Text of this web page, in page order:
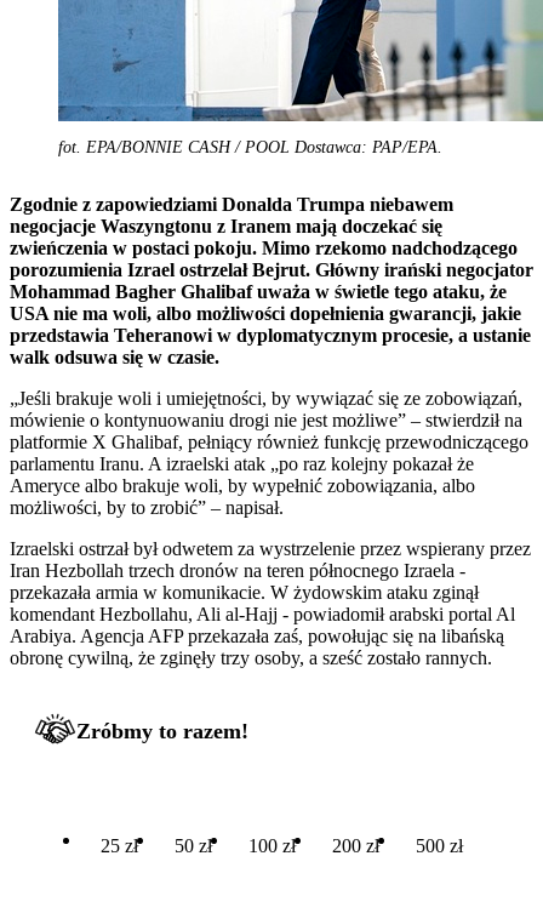
fot. EPA/BONNIE CASH / POOL Dostawca: PAP/EPA.
Zgodnie z zapowiedziami Donalda Trumpa niebawem
negocjacje Waszyngtonu z Iranem mają doczekać się
zwieńczenia w postaci pokoju. Mimo rzekomo nadchodzącego
porozumienia Izrael ostrzelał Bejrut. Główny irański negocjator
Mohammad Bagher Ghalibaf uważa w świetle tego ataku, że
USA nie ma woli, albo możliwości dopełnienia gwarancji, jakie
przedstawia Teheranowi w dyplomatycznym procesie, a ustanie
walk odsuwa się w czasie.
„Jeśli brakuje woli i umiejętności, by wywiązać się ze zobowiązań,
mówienie o kontynuowaniu drogi nie jest możliwe” – stwierdził na
platformie X Ghalibaf, pełniący również funkcję przewodniczącego
parlamentu Iranu. A izraelski atak „po raz kolejny pokazał że
Ameryce albo brakuje woli, by wypełnić zobowiązania, albo
możliwości, by to zrobić” – napisał.
Izraelski ostrzał był odwetem za wystrzelenie przez wspierany przez
Iran Hezbollah trzech dronów na teren północnego Izraela -
przekazała armia w komunikacie. W żydowskim ataku zginął
komendant Hezbollahu, Ali al-Hajj - powiadomił arabski portal Al
Arabiya. Agencja AFP przekazała zaś, powołując się na libańską
obronę cywilną, że zginęły trzy osoby, a sześć zostało rannych.
Zróbmy to razem!
25 zł 50 zł 100 zł 200 zł 500 zł